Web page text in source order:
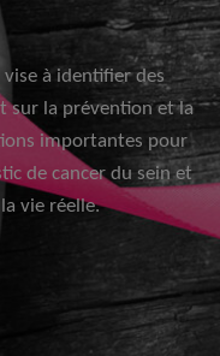
vise à identifier des
sur la prévention et la
importantes pour
de cancer du sein et
vie réelle.